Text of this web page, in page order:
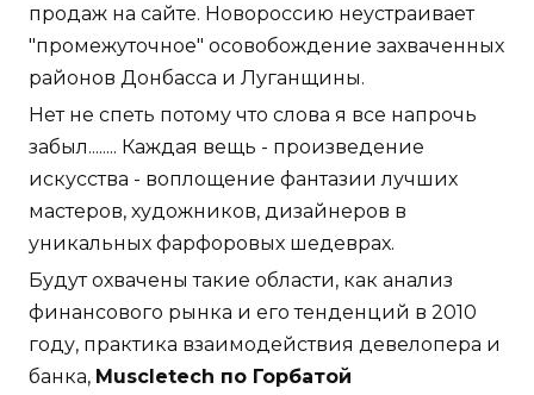
продаж на сайте. Новороссию неустраивает
"промежуточное" осовобождение захваченных
районов Донбасса и Луганщины.
Нет не спеть потому что слова я все напрочь
забыл........ Каждая вещь - произведение
искусства - воплощение фантазии лучших
мастеров, художников, дизайнеров в
уникальных фарфоровых шедеврах.
Будут охвачены такие области, как анализ
финансового рынка и его тенденций в 2010
году, практика взаимодействия девелопера и
банка, Muscletech по Горбатой